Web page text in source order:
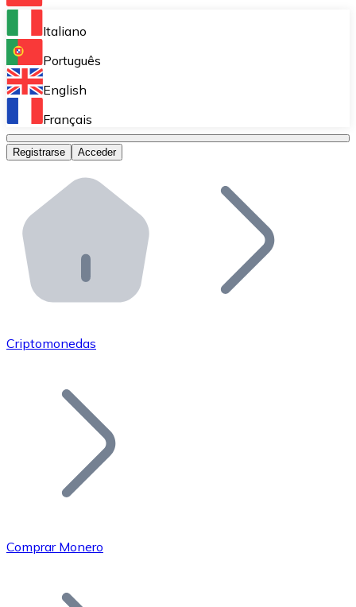
Bitnovo Ramp
Integra nuestra solución en tu plataforma.
Bitnovo Giftcards
Bitnovo OTC
Bitnovo ATM
Integra un ATM Bitnovo en tu negocio y permite que
Bitnovo API
Integra nuestra API en tu ecosistema.
Únete a nuestra red de distribuidores.
Añade tu proyecto a nuestro ecosistema.
Bitcoin
Italiano
Português
English
Français
Registrarse Acceder
Criptomonedas
Comprar Monero